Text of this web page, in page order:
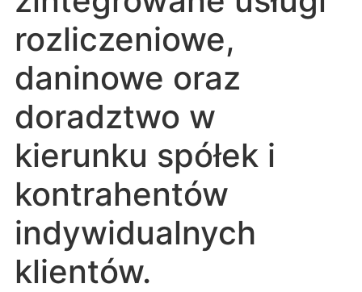
rozliczeniowe,
daninowe oraz
doradztwo w
kierunku spółek i
kontrahentów
indywidualnych
klientów.